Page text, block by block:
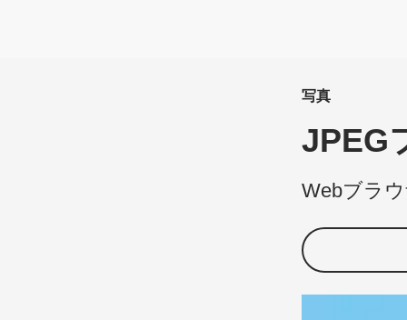
写真
JPEG
Webブラ